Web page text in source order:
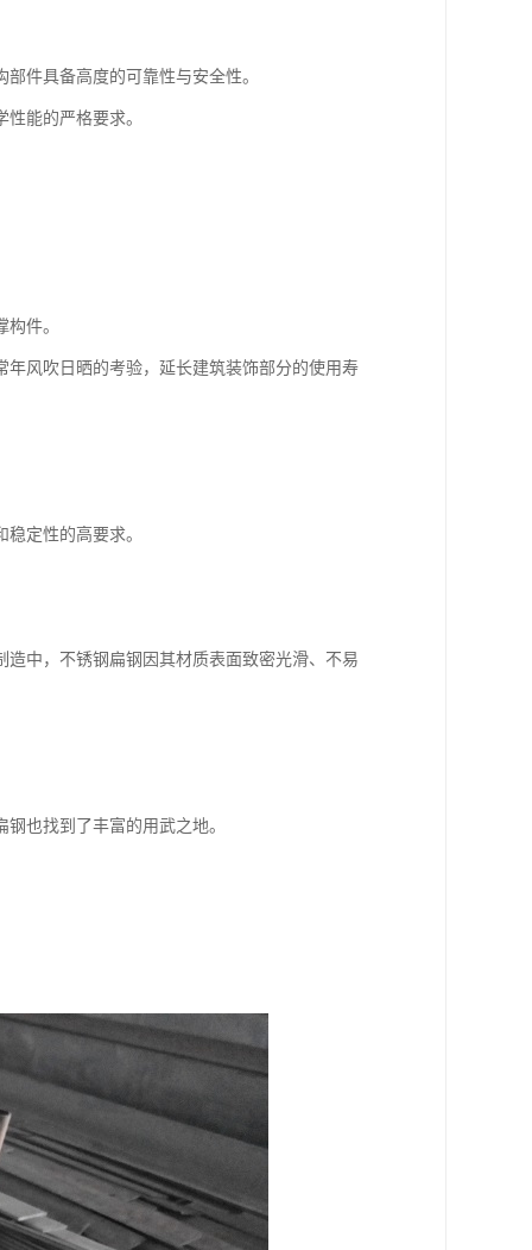
件具备高度的可靠性与安全性。
能的严格要求。
件。
风吹日晒的考验，延长建筑装饰部分的使用寿
定性的高要求。
中，不锈钢扁钢因其材质表面致密光滑、不易
也找到了丰富的用武之地。